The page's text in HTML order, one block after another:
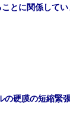
とに関係してい
の硬膜の短縮緊